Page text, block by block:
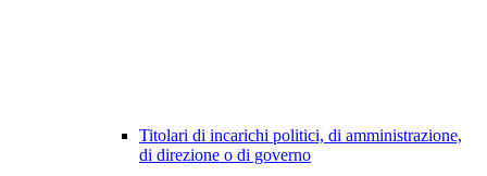
Titolari di incarichi politici, di amministrazione,
di direzione o di governo